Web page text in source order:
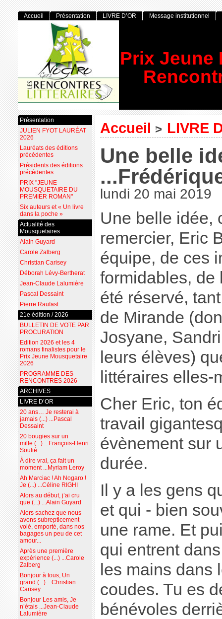
Prix Jeune
Accueil > LIVRE
Une belle
lundi 20 mai 2019
Une belle idée,
remercier, Eric
équipe, de ces
formidables, de
été réservé,
de Mirande
Josyane,
leurs élèves)
littéraires elles-
Cher Eric, ton
travail
évènement sur
durée.
Il y a les gens
et qui - bien
une rame. Et
qui entrent
les mains dans
coudes. Tu es
bénévoles
Accueil Présentation LIVRE D’OR Message institutionnel
Présentation
JULIEN FYOT LAURÉAT
2026
Lauréats des éditions
précédentes
Présidents des éditions
précédentes
PRIX "JEUNE
MOUSQUETAIRE DU
PREMIER ROMAN"
Six auteurs et « Un livre
dans la poche »
Actualité des
Mousquetaires
Alain Guyard
Carole Zalberg
Christian Carisey
Déborah Lévy-Bertherat
Jean-Claude Lalumière
Pascal Dessaint
Pierre Raufast
21e édition / 2026
BULLETIN DE VOTE PAR
PROCURATION
Edition 2026 et les 4
romans finalistes pour le
Prix Jeune Mousquetaire
2026
PROGRAMME DES
RENCONTRES 2026
ARCHIVES
LIVRE D’OR
20 ans… Je resterai à
jamais (...) ...Pascal
Dessaint
20 bougies sur un
mille (...) ...François-Henri
Soulié
À dire vrai, ça fait un
moment ...Myriam Leroy
Ah Marciac ! Ah Nogaro !
Je (...) ...Céline RIGHI
Alors au début, j’ai cru
que (...) ...Alain Guyard
Alors sachez que nous
avons subrepticement
volé, emporté, dans nos
bagages un peu de cet
amour...
Après une première
expérience (...) ...Carole
Zalberg
Bonjour à tous, Un
grand (...) ...Christian
Carisey
Bonjour Les amis, Je
n’étais ...Jean-Claude
Lalumière